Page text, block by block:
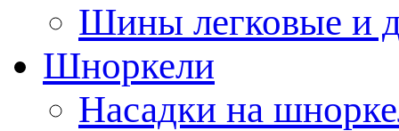
Шины легковые и
Шноркели
Насадки на